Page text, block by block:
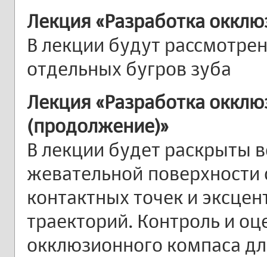
Лекция «Разработка
В лекции будут
отдельных бугров зуба
Лекция «Разработка
(продолжение)»
В лекции будет раскрыты
жевательной поверхности
контактных точек и
траекторий. Контроль и
окклюзионного компаса